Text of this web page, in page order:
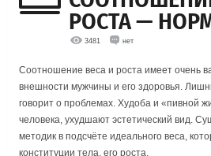
РОСТА —
3481 нет
Соотношение веса и роста имеет очень
внешности мужчины и его здоровья.
говорит о проблемах. Худоба и «пивной
человека, ухудшают эстетический вид.
методик в подсчёте идеального веса,
конституции тела, его роста.